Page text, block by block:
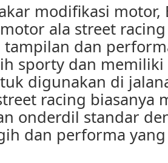
modifikasi motor,
ala street
tampilan dan
sporty dan
digunakan di
racing biasanya
onderdil standar
dan performa